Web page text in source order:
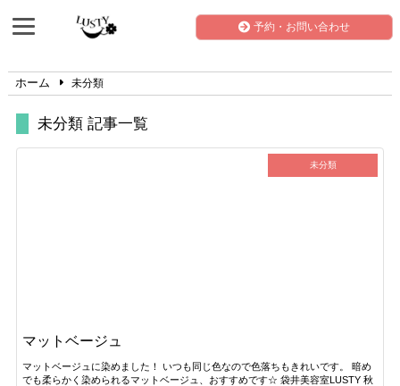
予約・お問い合わせ
ホーム 未分類
未分類 記事一覧
未分類
マットベージュ
マットベージュに染めました！ いつも同じ色なので色落ちもきれいです。 暗め
でも柔らかく染められるマットベージュ、おすすめです☆ 袋井美容室LUSTY 秋